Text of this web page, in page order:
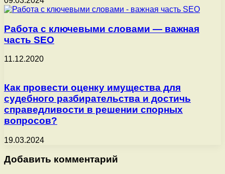
Работа с ключевыми словами — важная
часть SEO
11.12.2020
Как провести оценку имущества для
судебного разбирательства и достичь
справедливости в решении спорных
вопросов?
19.03.2024
Добавить комментарий